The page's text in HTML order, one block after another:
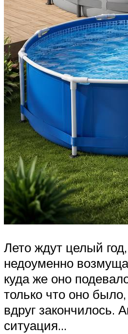
Лето ждут целый
недоуменно
куда же оно
только что оно
вдруг закончилось.
ситуация…